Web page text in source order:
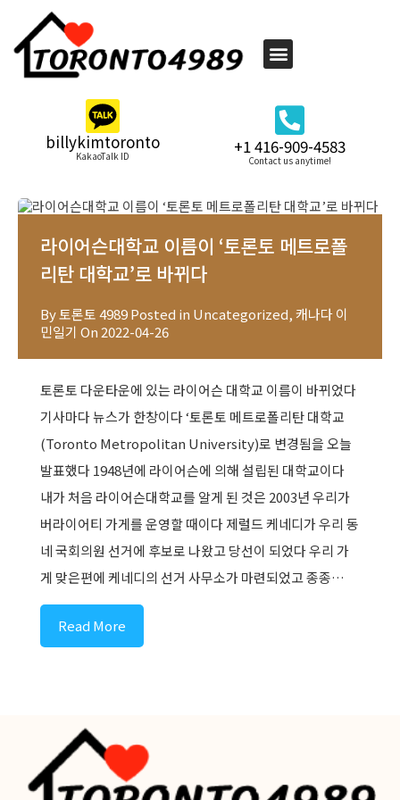
billykimtoronto
KakaoTalk ID +1 416-909-4583
Contact us anytime!
라이어슨대학교 이름이 ‘토론토 메트로폴
리탄 대학교’로 바뀌다
By토론토 4989Posted in Uncategorized,캐나다 이
민일기 On2022-04-26
토론토 다운타운에 있는 라이어슨 대학교 이름이 바뀌었다
기사마다 뉴스가 한창이다 ‘토론토 메트로폴리탄 대학교
(Toronto Metropolitan University)로 변경됨을 오늘
발표했다 1948년에 라이어슨에 의해 설립된 대학교이다 ​
내가 처음 라이어슨대학교를 알게 된 것은 2003년 우리가
버라이어티 가게를 운영할 때이다 제럴드 케네디가 우리 동
네 국회의원 선거에 후보로 나왔고 당선이 되었다 우리 가
게 맞은편에 케네디의 선거 사무소가 마련되었고 종종…
Read More